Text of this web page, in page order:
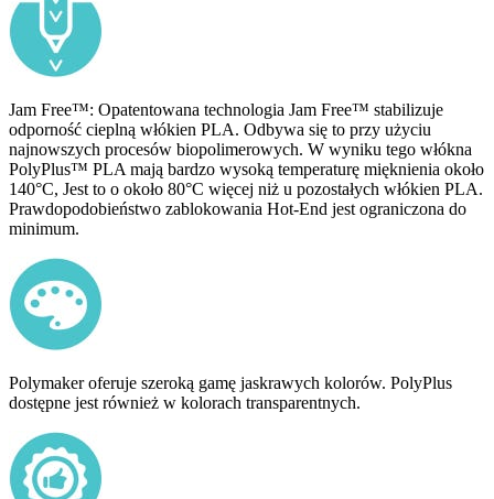
Jam Free™: Opatentowana technologia Jam Free™ stabilizuje
odporność cieplną włókien PLA. Odbywa się to przy użyciu
najnowszych procesów biopolimerowych. W wyniku tego włókna
PolyPlus™ PLA mają bardzo wysoką temperaturę mięknienia około
140°C, Jest to o około 80°C więcej niż u pozostałych włókien PLA.
Prawdopodobieństwo zablokowania Hot-End jest ograniczona do
minimum.
Polymaker oferuje szeroką gamę jaskrawych kolorów. PolyPlus
dostępne jest również w kolorach transparentnych.